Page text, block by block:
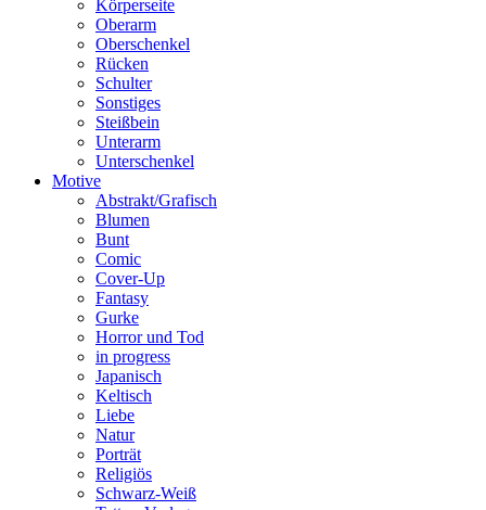
Körperseite
Oberarm
Oberschenkel
Rücken
Schulter
Sonstiges
Steißbein
Unterarm
Unterschenkel
Motive
Abstrakt/Grafisch
Blumen
Bunt
Comic
Cover-Up
Fantasy
Gurke
Horror und Tod
in progress
Japanisch
Keltisch
Liebe
Natur
Porträt
Religiös
Schwarz-Weiß